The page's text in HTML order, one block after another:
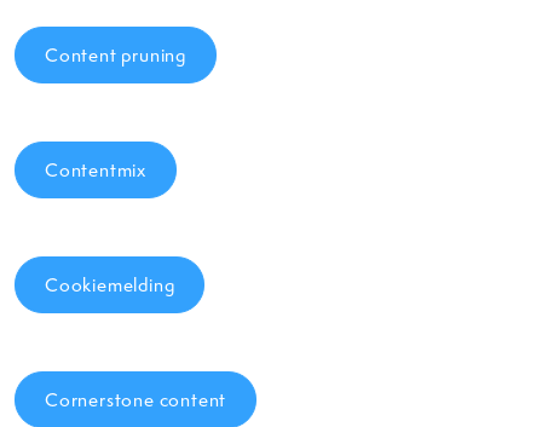
Content pruning
Contentmix
Cookiemelding
Cornerstone content